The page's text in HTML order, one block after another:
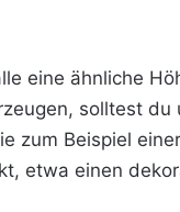
eine ähnliche
solltest
zum Beispiel
etwa einen